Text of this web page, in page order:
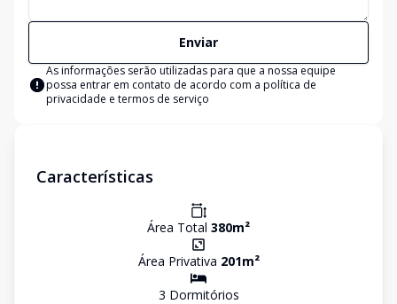
Enviar
As informações serão utilizadas para que a nossa equipe
possa entrar em contato de acordo com a política de
privacidade e termos de serviço
Características
Área Total 380m²
Área Privativa 201m²
3 Dormitórios